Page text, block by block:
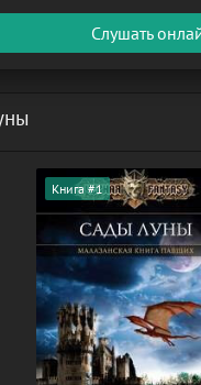
обычным делом:
Слушать
Книга #1